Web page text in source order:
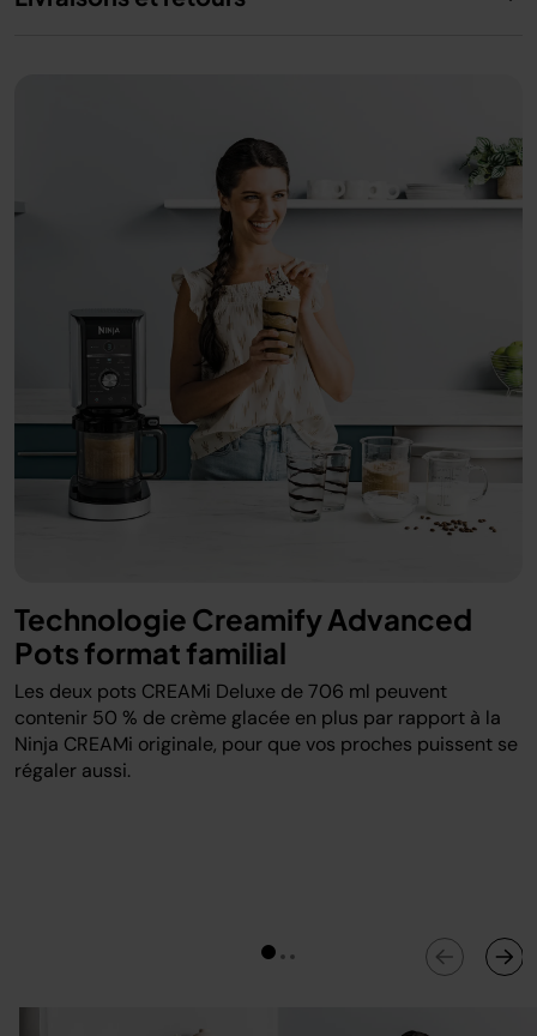
Technologie Creamify Advanced
Pots format familial
Les deux pots CREAMi Deluxe de 706 ml peuvent
contenir 50 % de crème glacée en plus par rapport à la
Ninja CREAMi originale, pour que vos proches puissent se
régaler aussi.